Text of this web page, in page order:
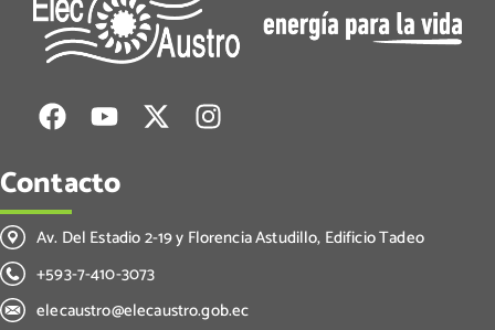
Contacto
Av. Del Estadio 2-19 y Florencia Astudillo, Edificio Tadeo
+593-7-410-3073
elecaustro@elecaustro.gob.ec